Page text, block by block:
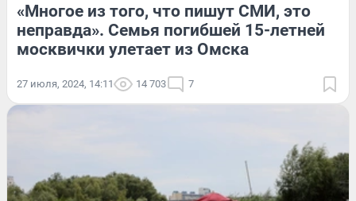
«Многое из того, что пишут СМИ, это
неправда». Семья погибшей 15-летней
москвички улетает из Омска
27 июля, 2024, 14:11 14 703 7